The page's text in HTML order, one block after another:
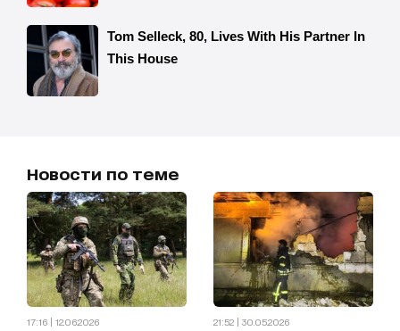
Новости по теме
17:16 | 12.06.2026 21:52 | 30.05.2026